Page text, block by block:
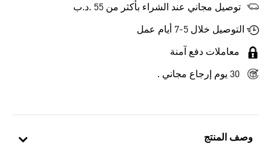
وصف المنتج
توصيل مجاني عند الشراء بأكثر من 55 .د.ب‎
التوصيل خلال 5-7 أيام عمل
معاملات دفع آمنة